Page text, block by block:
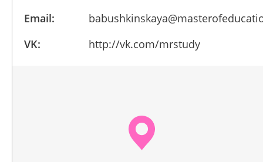
Email:
VK:
http://vk.com/mrstudy